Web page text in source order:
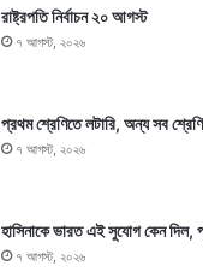
রাষ্ট্রপতি নির্বাচন ২০ আগস্ট
৭ আগস্ট, ২০২৬
প্রথম শ্রেণিতে লটারি, অন্য সব
৭ আগস্ট, ২০২৬
হাসিনাকে ভারত এই সুযোগ কেন দিল,
৭ আগস্ট, ২০২৬